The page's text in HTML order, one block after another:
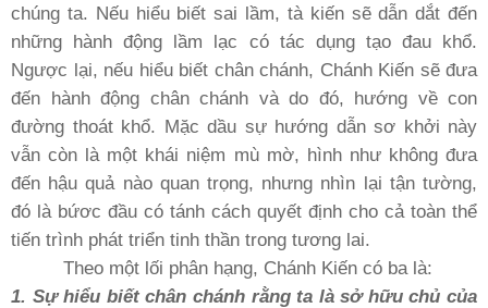
chúng ta. Nếu hiểu biết sai lầm, tà kiến sẽ dẫn dắt đến
những hành động lầm lạc có tác dụng tạo đau khổ.
Ngược lại, nếu hiểu biết chân chánh, Chánh Kiến sẽ đưa
đến hành động chân chánh và do đó, hướng về con
đường thoát khổ. Mặc dầu sự hướng dẫn sơ khởi này
vẫn còn là một khái niệm mù mờ, hình như không đưa
đến hậu quả nào quan trọng, nhưng nhìn lại tận tường,
đó là bứơc đầu có tánh cách quyết định cho cả toàn thể
tiến trình phát triển tinh thần trong tương lai.
Theo một lối phân hạng, Chánh Kiến có ba là:
1. Sự hiểu biết chân chánh rằng ta là sở hữu chủ của